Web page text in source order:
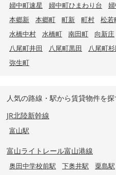
婦中町速星
婦中町ひまわり台
本郷新
本郷町 町新 町村 松若
水橋中村
水橋町 南田町 向新庄
八尾町井田
八尾町黒田 八尾町杉
弥生町
人気の路線・駅から賃貸物件を探
JR北陸新幹線
富山駅
富山ライトレール富山港線
奥田中学校前駅 下奥井駅 粟島駅